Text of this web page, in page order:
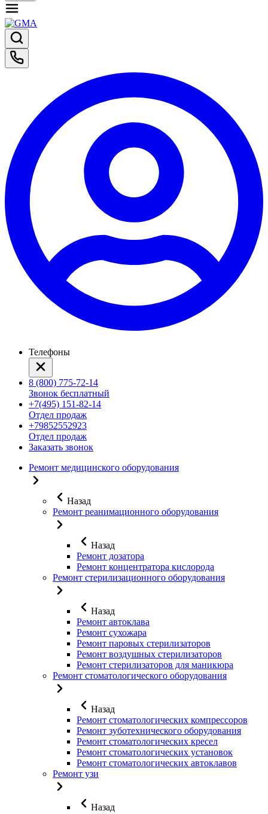
Телефоны
8 (800) 775-72-14
Звонок бесплатный
+7(495) 151-82-14
Отдел продаж
+79852552923
Отдел продаж
Заказать звонок
Ремонт медицинского оборудования
Назад
Ремонт реанимационного оборудования
Назад
Ремонт дозатора
Ремонт концентратора кислорода
Ремонт стерилизационного оборудования
Назад
Ремонт автоклава
Ремонт сухожара
Ремонт паровых стерилизаторов
Ремонт воздушных стерилизаторов
Ремонт стерилизаторов для маникюра
Ремонт стоматологического оборудования
Назад
Ремонт стоматологических компрессоров
Ремонт зуботехнического оборудования
Ремонт стоматологических кресел
Ремонт стоматологических установок
Ремонт стоматологических автоклавов
Ремонт узи
Назад